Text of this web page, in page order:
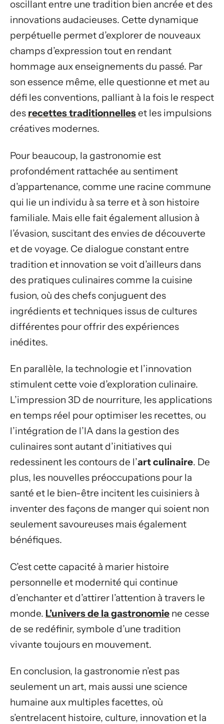
oscillant entre une tradition bien ancrée et des
innovations audacieuses. Cette dynamique
perpétuelle permet d’explorer de nouveaux
champs d’expression tout en rendant
hommage aux enseignements du passé. Par
son essence même, elle questionne et met au
défi les conventions, palliant à la fois le respect
des recettes traditionnelleset les impulsions
créatives modernes.
Pour beaucoup, la gastronomie est
profondément rattachée au sentiment
d’appartenance, comme une racine commune
qui lie un individu à sa terre et à son histoire
familiale. Mais elle fait également allusion à
l’évasion, suscitant des envies de découverte
et de voyage. Ce dialogue constant entre
tradition et innovation se voit d’ailleurs dans
des pratiques culinaires comme la cuisine
fusion, où des chefs conjuguent des
ingrédients et techniques issus de cultures
différentes pour offrir des expériences
inédites.
En parallèle, la technologie et l’innovation
stimulent cette voie d’exploration culinaire.
L’impression 3D de nourriture, les applications
en temps réel pour optimiser les recettes, ou
l’intégration de l’IA dans la gestion des
culinaires sont autant d’initiatives qui
redessinent les contours de l’art culinaire. De
plus, les nouvelles préoccupations pour la
santé et le bien-être incitent les cuisiniers à
inventer des façons de manger qui soient non
seulement savoureuses mais également
bénéfiques.
C’est cette capacité à marier histoire
personnelle et modernité qui continue
d’enchanter et d’attirer l’attention à travers le
monde. L’univers de la gastronomie ne cesse
de se redéfinir, symbole d’une tradition
vivante toujours en mouvement.
En conclusion, la gastronomie n’est pas
seulement un art, mais aussi une science
humaine aux multiples facettes, où
s’entrelacent histoire, culture, innovation et la